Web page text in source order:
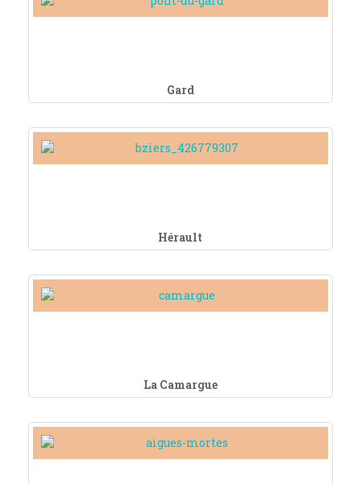
Gard
Hérault
La Camargue